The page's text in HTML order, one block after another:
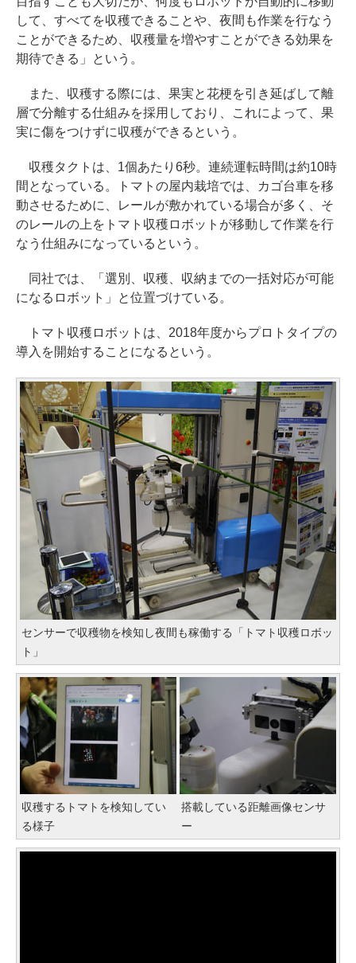
して、すべてを収穫できることや、夜間も作業を行なう
ことができるため、収穫量を増やすことができる効果を
期待できる」という。
また、収穫する際には、果実と花梗を引き延ばして離
層で分離する仕組みを採用しており、これによって、果
実に傷をつけずに収穫ができるという。
収穫タクトは、1個あたり6秒。連続運転時間は約10時
間となっている。トマトの屋内栽培では、カゴ台車を移
動させるために、レールが敷かれている場合が多く、そ
のレールの上をトマト収穫ロボットが移動して作業を行
なう仕組みになっているという。
同社では、「選別、収穫、収納までの一括対応が可能
になるロボット」と位置づけている。
トマト収穫ロボットは、2018年度からプロトタイプの
導入を開始することになるという。
センサーで収穫物を検知し夜間も稼働する「トマト収穫ロボッ
ト」
収穫するトマトを検知してい
る様子
搭載している距離画像センサ
ー